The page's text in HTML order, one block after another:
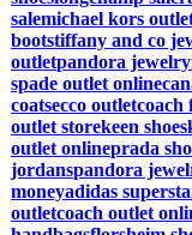
salemichael kors
bootstiffany and co
outletpandora jewelry
spade outlet online
coatsecco outletcoach
outlet storekeen shoes
outlet onlineprada
jordanspandora
moneyadidas
outletcoach outlet